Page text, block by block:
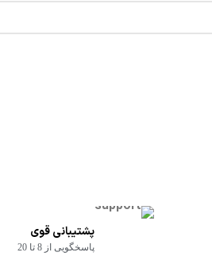
پشتیبانی قوی
پاسخگویی از 8 تا 20